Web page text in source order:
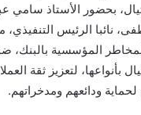
بحضور الأستاذ سامي
نائبا الرئيس
المؤسسية بالبنك،
بأنواعها، لتعزيز ثقة
ودائعهم ومدخراتهم.